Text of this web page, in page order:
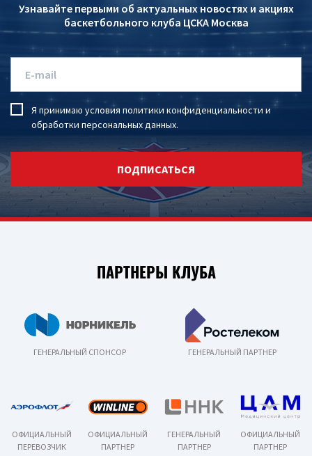
Узнавайте первыми об актуальных новостях и акциях
баскетбольного клуба ЦСКА Москва
Я принимаю условия политики конфиденциальности и
обработки персональных данных.
ПОДПИСАТЬСЯ
ПАРТНЕРЫ КЛУБА
ГЕНЕРАЛЬНЫЙ СПОНСОР ГЕНЕРАЛЬНЫЙ ПАРТНЕР
ОФИЦИАЛЬНЫЙ
ПЕРЕВОЗЧИК
ОФИЦИАЛЬНЫЙ
ПАРТНЕР
ГЕНЕРАЛЬНЫЙ
ПАРТНЕР
ОФИЦИАЛЬНЫЙ
ПАРТНЕР